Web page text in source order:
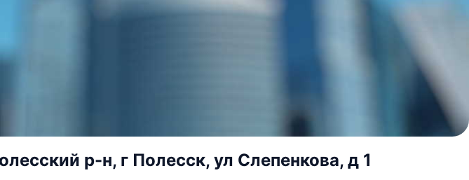
р-н, г Полесск, ул Слепенкова, д 1